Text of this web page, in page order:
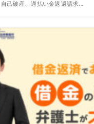
己破産、過払い金返還請求...